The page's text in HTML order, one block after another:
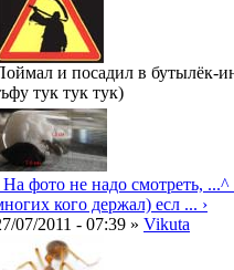
и посадил в бутылёк-
тук тук тук)
На фото не надо смотреть, ...^
кого держал) есл ... ›
07/2011 - 07:39 » Vikuta